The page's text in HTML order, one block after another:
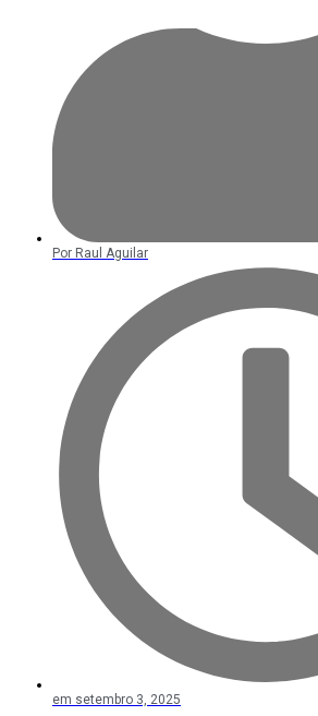
Por Raul Aguilar
em setembro 3, 2025